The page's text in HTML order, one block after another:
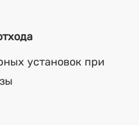
установок при